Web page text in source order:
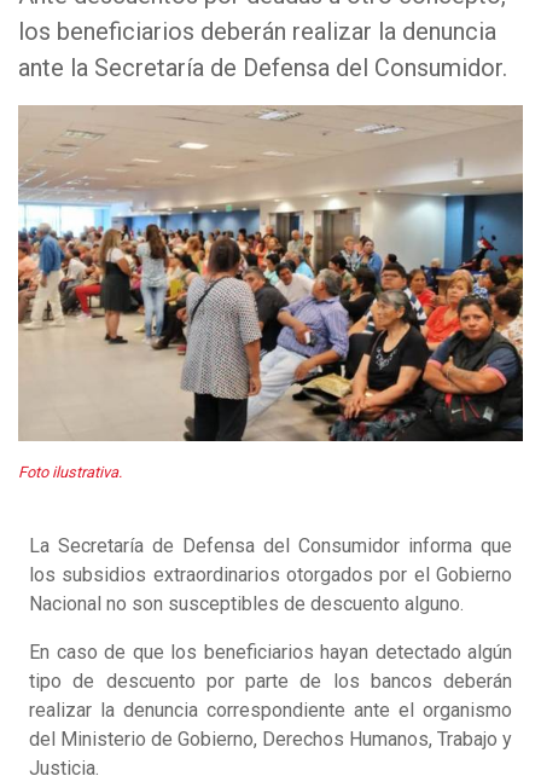
los beneficiarios deberán realizar la denuncia
ante la Secretaría de Defensa del Consumidor.
Foto ilustrativa.
La Secretaría de Defensa del Consumidor informa que
los subsidios extraordinarios otorgados por el Gobierno
Nacional no son susceptibles de descuento alguno.
En caso de que los beneficiarios hayan detectado algún
tipo de descuento por parte de los bancos deberán
realizar la denuncia correspondiente ante el organismo
del Ministerio de Gobierno, Derechos Humanos, Trabajo y
Justicia.